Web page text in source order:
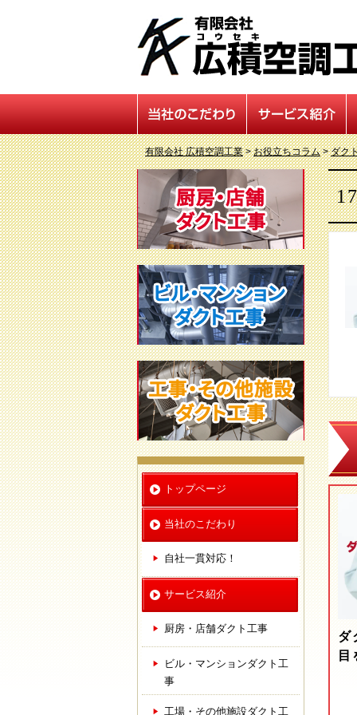
有限会社 広積空調工業>お役立ちコラム>ダク
ダ
トップページ
当社のこだわり
自社一貫対応！
サービス紹介
厨房・店舗ダクト工事
ビル・マンションダクト工
事
工場・その他施設ダクト工